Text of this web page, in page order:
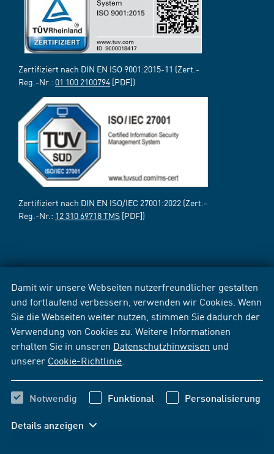
Damit wir unsere Webseiten nutzerfreundlicher gestalten
und fortlaufend verbessern, verwenden wir Cookies. Wenn
Sie die Webseiten weiter nutzen, stimmen Sie dadurch der
Verwendung von Cookies zu. Weitere Informationen
erhalten Sie in unseren Datenschutzhinweisen und
unserer Cookie-Richtlinie
Notwendig Funktional Personalisierung
Details anzeigen
Zertifiziert nach DIN EN ISO 9001:2015-11 (Zert.-
Reg.-Nr.: 01 100 2100794 [PDF])
Zertifiziert nach DIN EN ISO/IEC 27001:2022 (Zert.-
Reg.-Nr.: 12 310 69718 TMS [PDF])